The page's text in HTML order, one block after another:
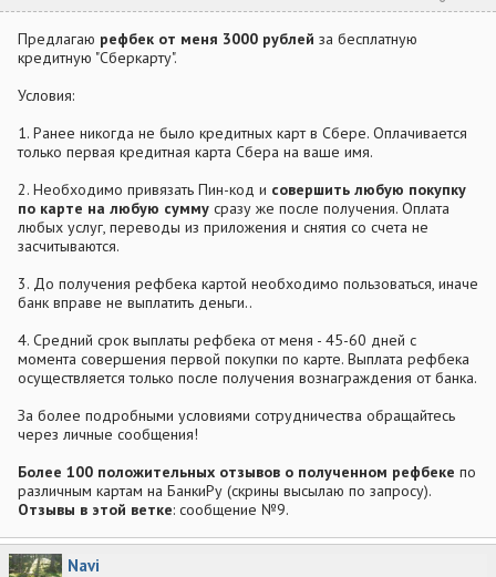
Предлагаю рефбек от меня 3000 рублей за бесплатную
кредитную "Сберкарту".
Условия:
1. Ранее никогда не было кредитных карт в Сбере. Оплачивается
только первая кредитная карта Сбера на ваше имя.
2. Необходимо привязать Пин-код и совершить любую покупку
по карте на любую сумму сразу же после получения. Оплата
любых услуг, переводы из приложения и снятия со счета не
засчитываются.
3. До получения рефбека картой необходимо пользоваться, иначе
банк вправе не выплатить деньги..
4. Средний срок выплаты рефбека от меня - 45-60 дней с
момента совершения первой покупки по карте. Выплата рефбека
осуществляется только после получения вознаграждения от банка.
За более подробными условиями сотрудничества обращайтесь
через личные сообщения!
Более 100 положительных отзывов о полученном рефбеке по
различным картам на БанкиРу (скрины высылаю по запросу).
Отзывы в этой ветке: сообщение №9.
Navi